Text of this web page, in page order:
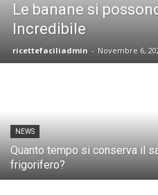
Le banane si
Incredibile
ricettefaciliadmin - Novembre 6,
NEWS
Quanto tempo si conserva il
frigorifero?